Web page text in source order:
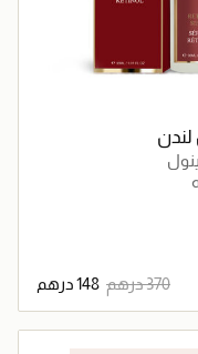
تحميل التفاصيل